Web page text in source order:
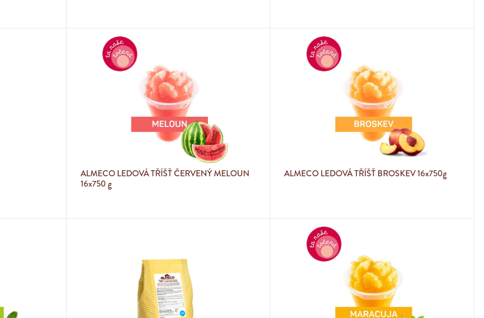
ALMECO LEDOVÁ TŘÍŠŤ ČERVENÝ MELOUN
16x750 g
ALMECO LEDOVÁ TŘÍŠŤ BROSKEV 16x750g